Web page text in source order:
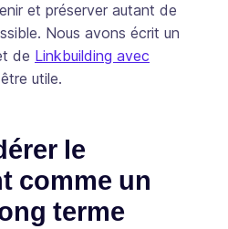
et préserver autant de
Nous avons écrit un
de Linkbuilding avec
utile.
le
comme un
terme